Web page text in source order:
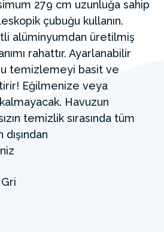
279 cm uzunluğa sahip
çubuğu kullanın.
alüminyumdan üretilmiş
rahattır. Ayarlanabilir
temizlemeyi basit ve
Eğilmenize veya
Havuzun
temizlik sırasında tüm
Gri